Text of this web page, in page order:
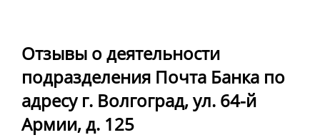
Отзывы о деятельности
подразделения Почта Банка по
адресу г. Волгоград, ул. 64-й
Армии, д. 125